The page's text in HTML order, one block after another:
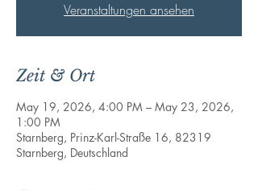
Veranstaltungen ansehen
Zeit & Ort
May 19, 2026, 4:00 PM – May 23, 2026,
1:00 PM
Starnberg, Prinz-Karl-Straße 16, 82319
Starnberg, Deutschland